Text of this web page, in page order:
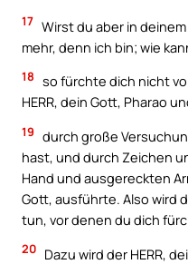
17 Wirst du aber in
mehr, denn ich bin; wie
18 so fürchte dich nicht
HERR, dein Gott, Pharao
19 durch große
hast, und durch Zeichen
Hand und ausgereckten
Gott, ausführte. Also wird
tun, vor denen du dich
20 Dazu wird der HERR,